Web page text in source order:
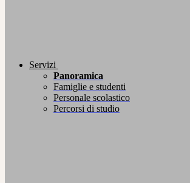
Servizi
Panoramica
Famiglie e studenti
Personale scolastico
Percorsi di studio